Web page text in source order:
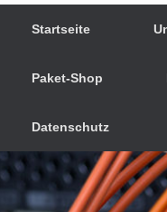
Startseite
Paket-Shop
Datenschutz